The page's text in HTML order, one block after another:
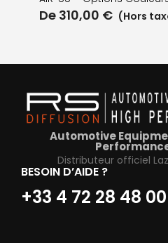
De 310,00 € (Hors
Automotive
Distributeur officiel
BESOIN D’AIDE ?
+33 4 72 28 48 00